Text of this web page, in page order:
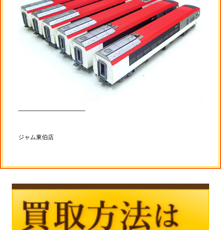
———————————-
ジャム東伯店